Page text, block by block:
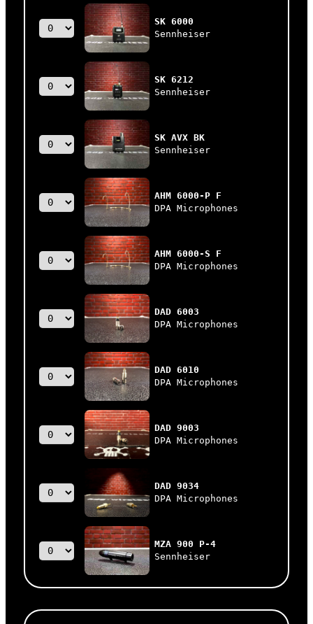
SK 6000
Sennheiser
SK 6212
Sennheiser
SK AVX BK
Sennheiser
AHM 6000-P F
DPA Microphones
AHM 6000-S F
DPA Microphones
DAD 6003
DPA Microphones
DAD 6010
DPA Microphones
DAD 9003
DPA Microphones
DAD 9034
DPA Microphones
MZA 900 P-4
Sennheiser